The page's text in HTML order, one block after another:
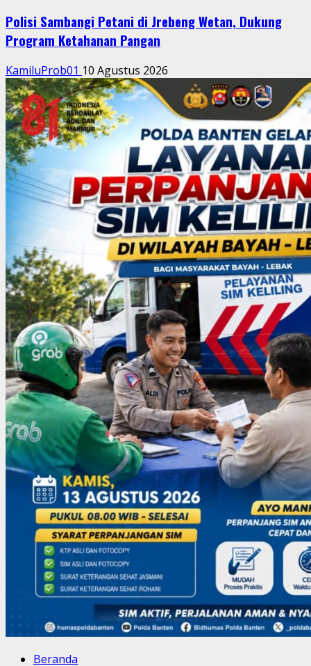
Polisi Sambangi Petani di Jrebeng Wetan, Dukung
Program Ketahanan Pangan
KamiluProb01 10 Agustus 2026
Beranda